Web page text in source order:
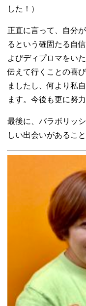
した！）
正直に言って、自分
るという確固たる自
よびディプロマをい
伝えて行くことの喜
ましたし、何より私
ます。今後も更に努
最後に、バラボリッ
しい出会いがあるこ